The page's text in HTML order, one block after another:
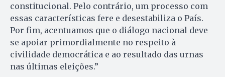
constitucional. Pelo contrário, um processo com
essas características fere e desestabiliza o País.
Por fim, acentuamos que o diálogo nacional deve
se apoiar primordialmente no respeito à
civilidade democrática e ao resultado das urnas
nas últimas eleições.”